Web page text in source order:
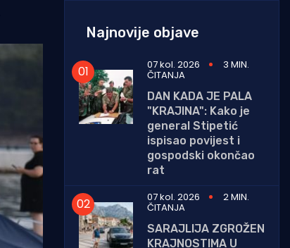
Najnovije objave
07 kol. 2026 3 MIN.
ČITANJA
DAN KADA JE PALA
"KRAJINA": Kako je
general Stipetić
ispisao povijest i
gospodski okončao
rat
07 kol. 2026
2 MIN.
ČITANJA
SARAJLIJA ZGROŽEN
KRAJNOSTIMA U